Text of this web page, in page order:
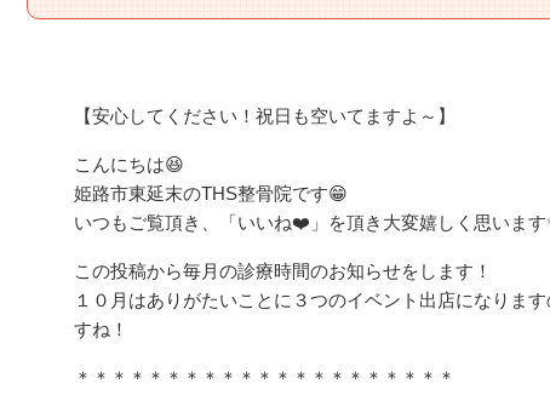
【安心してください！祝日も空いてますよ～】
こんにちは😆
姫路市東延末のTHS整骨院です😁
いつもご覧頂き、「いいね❤️」を頂き大変嬉しく思います
この投稿から毎月の診療時間のお知らせをします！
１０月はありがたいことに３つのイベント出店になりま
すね！
＊＊＊＊＊＊＊＊＊＊＊＊＊＊＊＊＊＊＊＊＊